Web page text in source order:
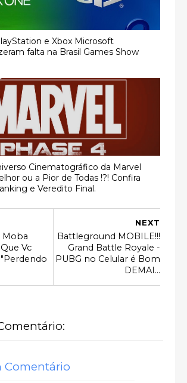
e Xbox Microsoft
falta na Brasil Games Show
Cinematográfico da Marvel
ou a Pior de Todas !?! Confira
e Veredito Final.
NEXT
Battleground MOBILE!!!
Grand Battle Royale -
PUBG no Celular é Bom
DEMAI...
Moba
Vc
"Perdendo
Comentário